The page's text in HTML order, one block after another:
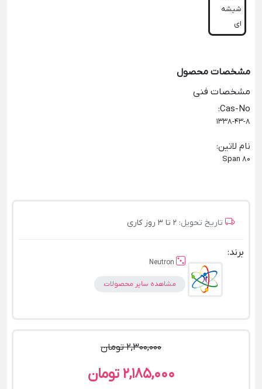
شیشه
ای
مشخصات محصول
مشخصات فنی
Cas-No
:
1338-43-8
نام لاتین:
Span 80
تاریخ تحویل: 2 تا 3 روز کاری
برند:
Neutron
مشاهده سایر محصولات
2,300,000 تومان
2,185,000 تومان